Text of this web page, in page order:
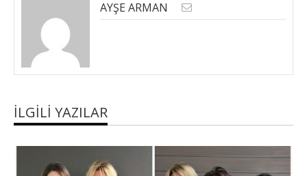
AYŞE ARMAN
İLGILI YAZILAR